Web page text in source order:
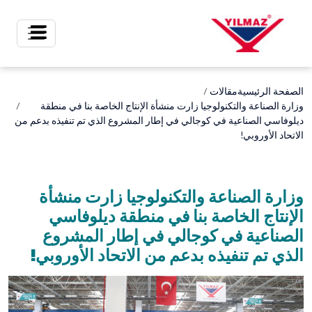
الصفحة الرئيسيةمقالات
وزارة الصناعة والتكنولوجيا زارت منشأة الإنتاج الخاصة بنا في منطقة
ديلوفاسي الصناعية في كوجالي في إطار المشروع الذي تم تنفيذه بدعم من
الاتحاد الأوروبي!
وزارة الصناعة والتكنولوجيا زارت منشأة
الإنتاج الخاصة بنا في منطقة ديلوفاسي
الصناعية في كوجالي في إطار المشروع
الذي تم تنفيذه بدعم من الاتحاد الأوروبي!